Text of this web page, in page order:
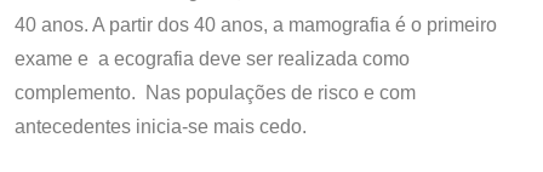
40 anos. A partir dos 40 anos, a mamografia é o primeiro
exame e a ecografia deve ser realizada como
complemento. Nas populações de risco e com
antecedentes inicia-se mais cedo.